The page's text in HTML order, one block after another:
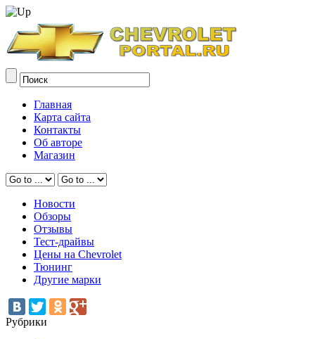
Главная
Карта сайта
Контакты
Об авторе
Магазин
Новости
Обзоры
Отзывы
Тест-драйвы
Цены на Chevrolet
Тюнинг
Другие марки
Рубрики